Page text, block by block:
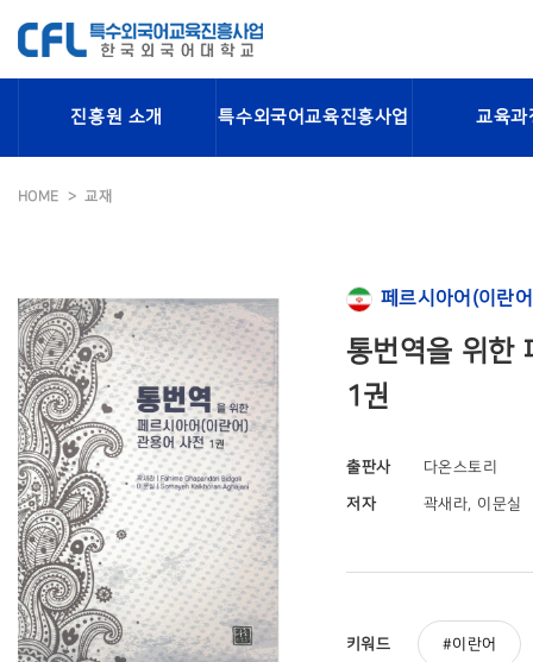
진흥원 소개 특수외국어교육진흥사업 교육과
HOME 교재
페르시아어(이란
통번역을 위한
1권
출판사 다온스토리
저자 곽새라, 이문실
키워드 이란어